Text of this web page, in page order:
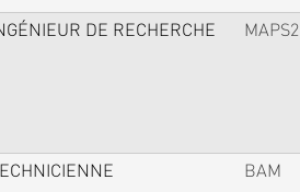
DE RECHERCHE MAPS2
BAM